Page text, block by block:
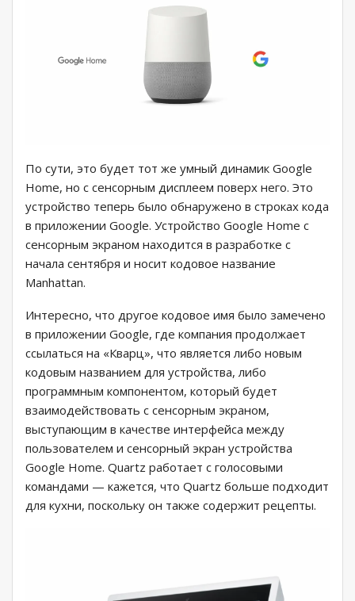
По сути, это будет тот же умный динамик Google
Home, но с сенсорным дисплеем поверх него. Это
устройство теперь было обнаружено в строках кода
в приложении Google. Устройство Google Home с
сенсорным экраном находится в разработке с
начала сентября и носит кодовое название
Manhattan.
Интересно, что другое кодовое имя было замечено
в приложении Google, где компания продолжает
ссылаться на «Кварц», что является либо новым
кодовым названием для устройства, либо
программным компонентом, который будет
взаимодействовать с сенсорным экраном,
выступающим в качестве интерфейса между
пользователем и сенсорный экран устройства
Google Home. Quartz работает с голосовыми
командами — кажется, что Quartz больше подходит
для кухни, поскольку он также содержит рецепты.